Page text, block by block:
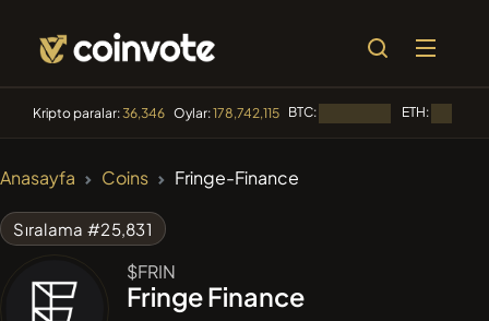
Kripto paralar:36,346 Oylar:178,742,115 BTC: ETH:
FYRA#280
Anasayfa Coins Fringe-Finance
Sıralama #25,831
$FRIN
Fringe Finance